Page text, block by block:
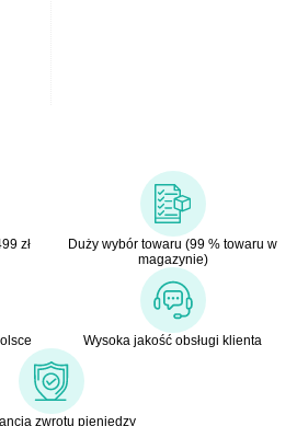
zł
Duży wybór towaru (99 % towaru w
magazynie)
Wysoka jakość obsługi klienta
zwrotu pieniędzy